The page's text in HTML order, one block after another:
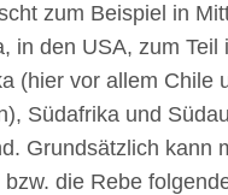
zum Beispiel in
in den USA, zum Teil
(hier vor allem Chile
Südafrika und
Grundsätzlich kann
die Rebe